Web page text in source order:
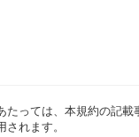
っては、本規約の記
れます。